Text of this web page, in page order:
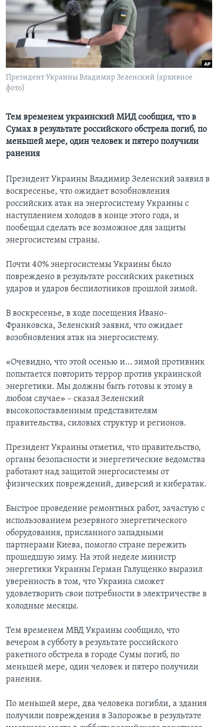
Learning English
СОЦИАЛЬНЫЕ СЕТИ
Языки
Президент Украины Владимир Зеленский (архивное
фото)
Тем временем украинский МИД сообщил, что в
Сумах в результате российского обстрела погиб, по
меньшей мере, один человек и пятеро получили
ранения
Президент Украины Владимир Зеленский заявил в
воскресенье, что ожидает возобновления
российских атак на энергосистему Украины с
наступлением холодов в конце этого года, и
пообещал сделать все возможное для защиты
энергосистемы страны.
Почти 40% энергосистемы Украины было
повреждено в результате российских ракетных
ударов и ударов беспилотников прошлой зимой.
В воскресенье, в ходе посещения Ивано-
Франковска, Зеленский заявил, что ожидает
возобновления атак на энергосистему.
«Очевидно, что этой осенью и... зимой противник
попытается повторить террор против украинской
энергетики. Мы должны быть готовы к этому в
любом случае» – сказал Зеленский
высокопоставленным представителям
правительства, силовых структур и регионов.
Президент Украины отметил, что правительство,
органы безопасности и энергетические ведомства
работают над защитой энергосистемы от
физических повреждений, диверсий и кибератак.
Быстрое проведение ремонтных работ, зачастую с
использованием резервного энергетического
оборудования, присланного западными
партнерами Киева, помогло стране пережить
прошедшую зиму. На этой неделе министр
энергетики Украины Герман Галущенко выразил
уверенность в том, что Украина сможет
удовлетворить свои потребности в электричестве в
холодные месяцы.
Тем временем МВД Украины сообщило, что
вечером в субботу в результате российского
ракетного обстрела в городе Сумы погиб, по
меньшей мере, один человек и пятеро получили
ранения.
По меньшей мере, два человека погибли, а здания
получили повреждения в Запорожье в результате